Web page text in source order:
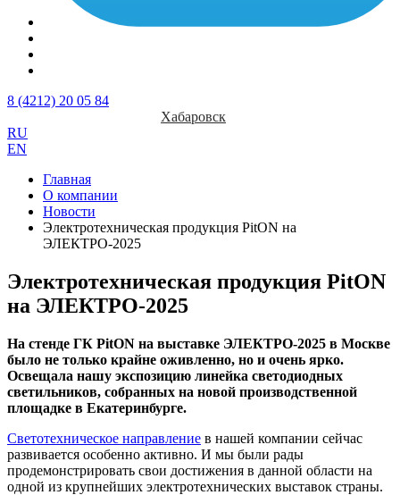
8 (4212) 20 05 84
Хабаровск
RU
EN
Главная
О компании
Новости
Электротехническая продукция PitON на
ЭЛЕКТРО-2025
Электротехническая продукция PitON
на ЭЛЕКТРО-2025
На стенде ГК PitON на выставке ЭЛЕКТРО-2025 в Москве
было не только крайне оживленно, но и очень ярко.
Освещала нашу экспозицию линейка светодиодных
светильников, собранных на новой производственной
площадке в Екатеринбурге.
Светотехническое направление в нашей компании сейчас
развивается особенно активно. И мы были рады
продемонстрировать свои достижения в данной области на
одной из крупнейших электротехнических выставок страны.